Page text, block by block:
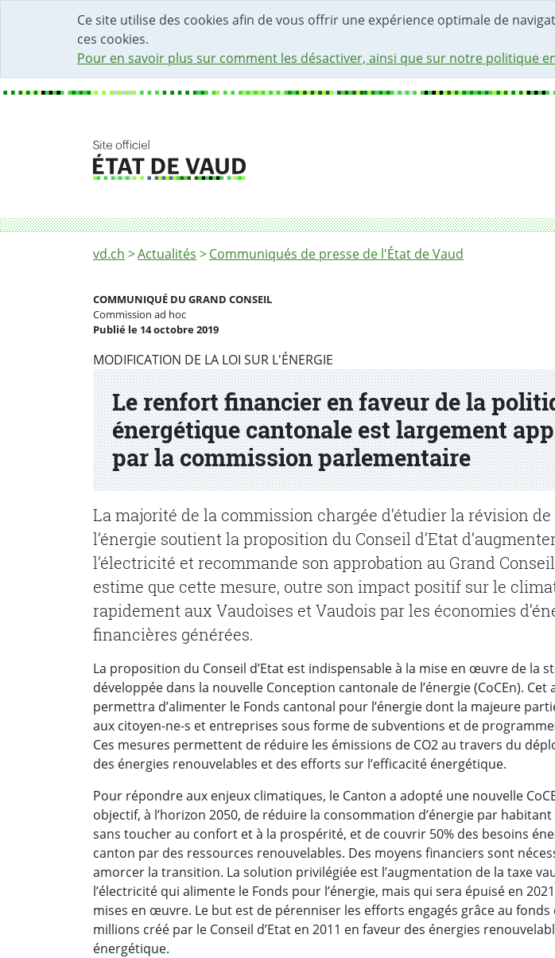
Ce site utilise des cookies afin de vous offrir une expérience optimale de
ces cookies.
Pour en savoir plus sur comment les désactiver, ainsi que sur notre politique
DÉBUT DU CONTENU DE LA PAGE
ACCÈS AU CHAMP DE RECHERCHE
PAGE D'ACCUEIL
FORMULAIRE DE CONTACT
Fil d'Ariane
vd.ch Actualités Communiqués de presse de l'État de Vaud
Le renfort financier en faveur de la politique énergétique cantonale est
Le renfort financier en faveur de la
énergétique cantonale est largement
par la commission parlementaire
COMMUNIQUÉ DU GRAND CONSEIL
Commission ad hoc
Publié le 14 octobre 2019
Partenaire(s)
MODIFICATION DE LA LOI SUR L'ÉNERGIE
La majorité de la commission chargée d’étudier la révision
l’énergie soutient la proposition du Conseil d’Etat
l’électricité et recommande son approbation au Grand
estime que cette mesure, outre son impact positif sur le
rapidement aux Vaudoises et Vaudois par les économies
financières générées.
La proposition du Conseil d’Etat est indispensable à la mise en œuvre de la
développée dans la nouvelle Conception cantonale de l’énergie (CoCEn).
permettra d’alimenter le Fonds cantonal pour l’énergie dont la majeure
aux citoyen-ne-s et entreprises sous forme de subventions et de
Ces mesures permettent de réduire les émissions de CO2 au travers du
des énergies renouvelables et des efforts sur l’efficacité énergétique.
Pour répondre aux enjeux climatiques, le Canton a adopté une nouvelle
objectif, à l’horizon 2050, de réduire la consommation d’énergie par habitant
sans toucher au confort et à la prospérité, et de couvrir 50% des besoins
canton par des ressources renouvelables. Des moyens financiers sont
amorcer la transition. La solution privilégiée est l’augmentation de la taxe
l’électricité qui alimente le Fonds pour l’énergie, mais qui sera épuisé en
mises en œuvre. Le but est de pérenniser les efforts engagés grâce au fonds
millions créé par le Conseil d’Etat en 2011 en faveur des énergies
énergétique.